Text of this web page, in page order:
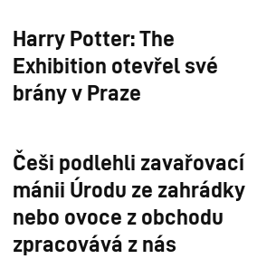
Harry Potter: The
Exhibition otevřel své
brány v Praze
Češi podlehli zavařovací
mánii Úrodu ze zahrádky
nebo ovoce z obchodu
zpracovává z nás